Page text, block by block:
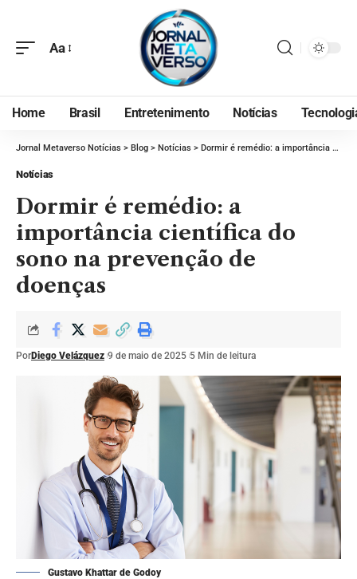
Aa
Home Brasil Entretenimento Notícias
Jornal Metaverso Notícias > Blog > Notícias > Dormir é remédio: a importância científica do sono na prevenção de doenças
Notícias
Dormir é remédio: a
importância científica do
sono na prevenção de
doenças
PorDiego Velázquez 9 de maio de 2025 5 Min de leitura
Gustavo Khattar de Godoy